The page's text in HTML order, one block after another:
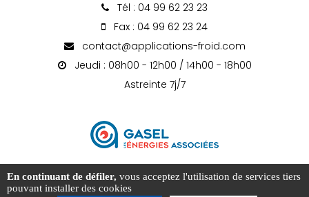
Tél : 04 99 62 23 23
Fax : 04 99 62 23 24
contact@applications-froid.com
Jeudi : 08h00 - 12h00 / 14h00 - 18h00
Astreinte 7j/7
En continuant de défiler, vous acceptez l'utilisation de services tiers
pouvant installer des cookies